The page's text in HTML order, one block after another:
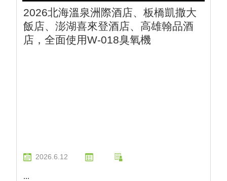
2026北海溫泉洲際酒店、板橋凱撒大
飯店、澎湖喜來登酒店、高雄翰品酒
店，全面使用W-018臭氧機
2026.6.12
...